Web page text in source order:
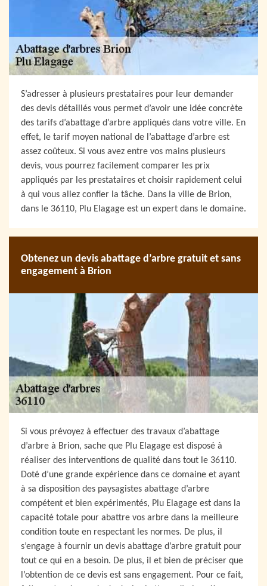
S’adresser à plusieurs prestataires pour leur demander
des devis détaillés vous permet d’avoir une idée concrète
des tarifs d’abattage d’arbre appliqués dans votre ville. En
effet, le tarif moyen national de l’abattage d’arbre est
assez coûteux. Si vous avez entre vos mains plusieurs
devis, vous pourrez facilement comparer les prix
appliqués par les prestataires et choisir rapidement celui
à qui vous allez confier la tâche. Dans la ville de Brion,
dans le 36110, Plu Elagage est un expert dans le domaine.
Obtenez un devis abattage d’arbre gratuit et sans
engagement à Brion
Si vous prévoyez à effectuer des travaux d’abattage
d’arbre à Brion, sache que Plu Elagage est disposé à
réaliser des interventions de qualité dans tout le 36110.
Doté d’une grande expérience dans ce domaine et ayant
à sa disposition des paysagistes abattage d’arbre
compétent et bien expérimentés, Plu Elagage est dans la
capacité totale pour abattre vos arbre dans la meilleure
condition toute en respectant les normes. De plus, il
s’engage à fournir un devis abattage d’arbre gratuit pour
tout ce qui en a besoin. De plus, il et bien de préciser que
l’obtention de ce devis est sans engagement. Pour ce fait,